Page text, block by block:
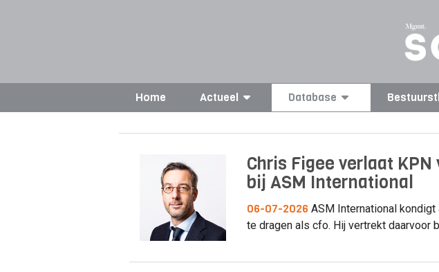
Home Actueel Database
Chris Figee verlaat
bij ASM International
06-07-2026 ASM International kondigt
te dragen als cfo. Hij vertrekt daarvoor